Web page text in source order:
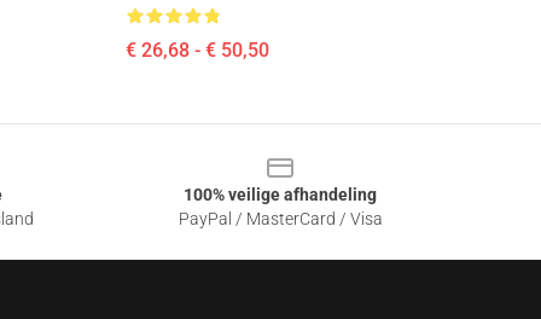
€ 26,68 - € 50,50
100% veilige afhandeling
PayPal / MasterCard / Visa